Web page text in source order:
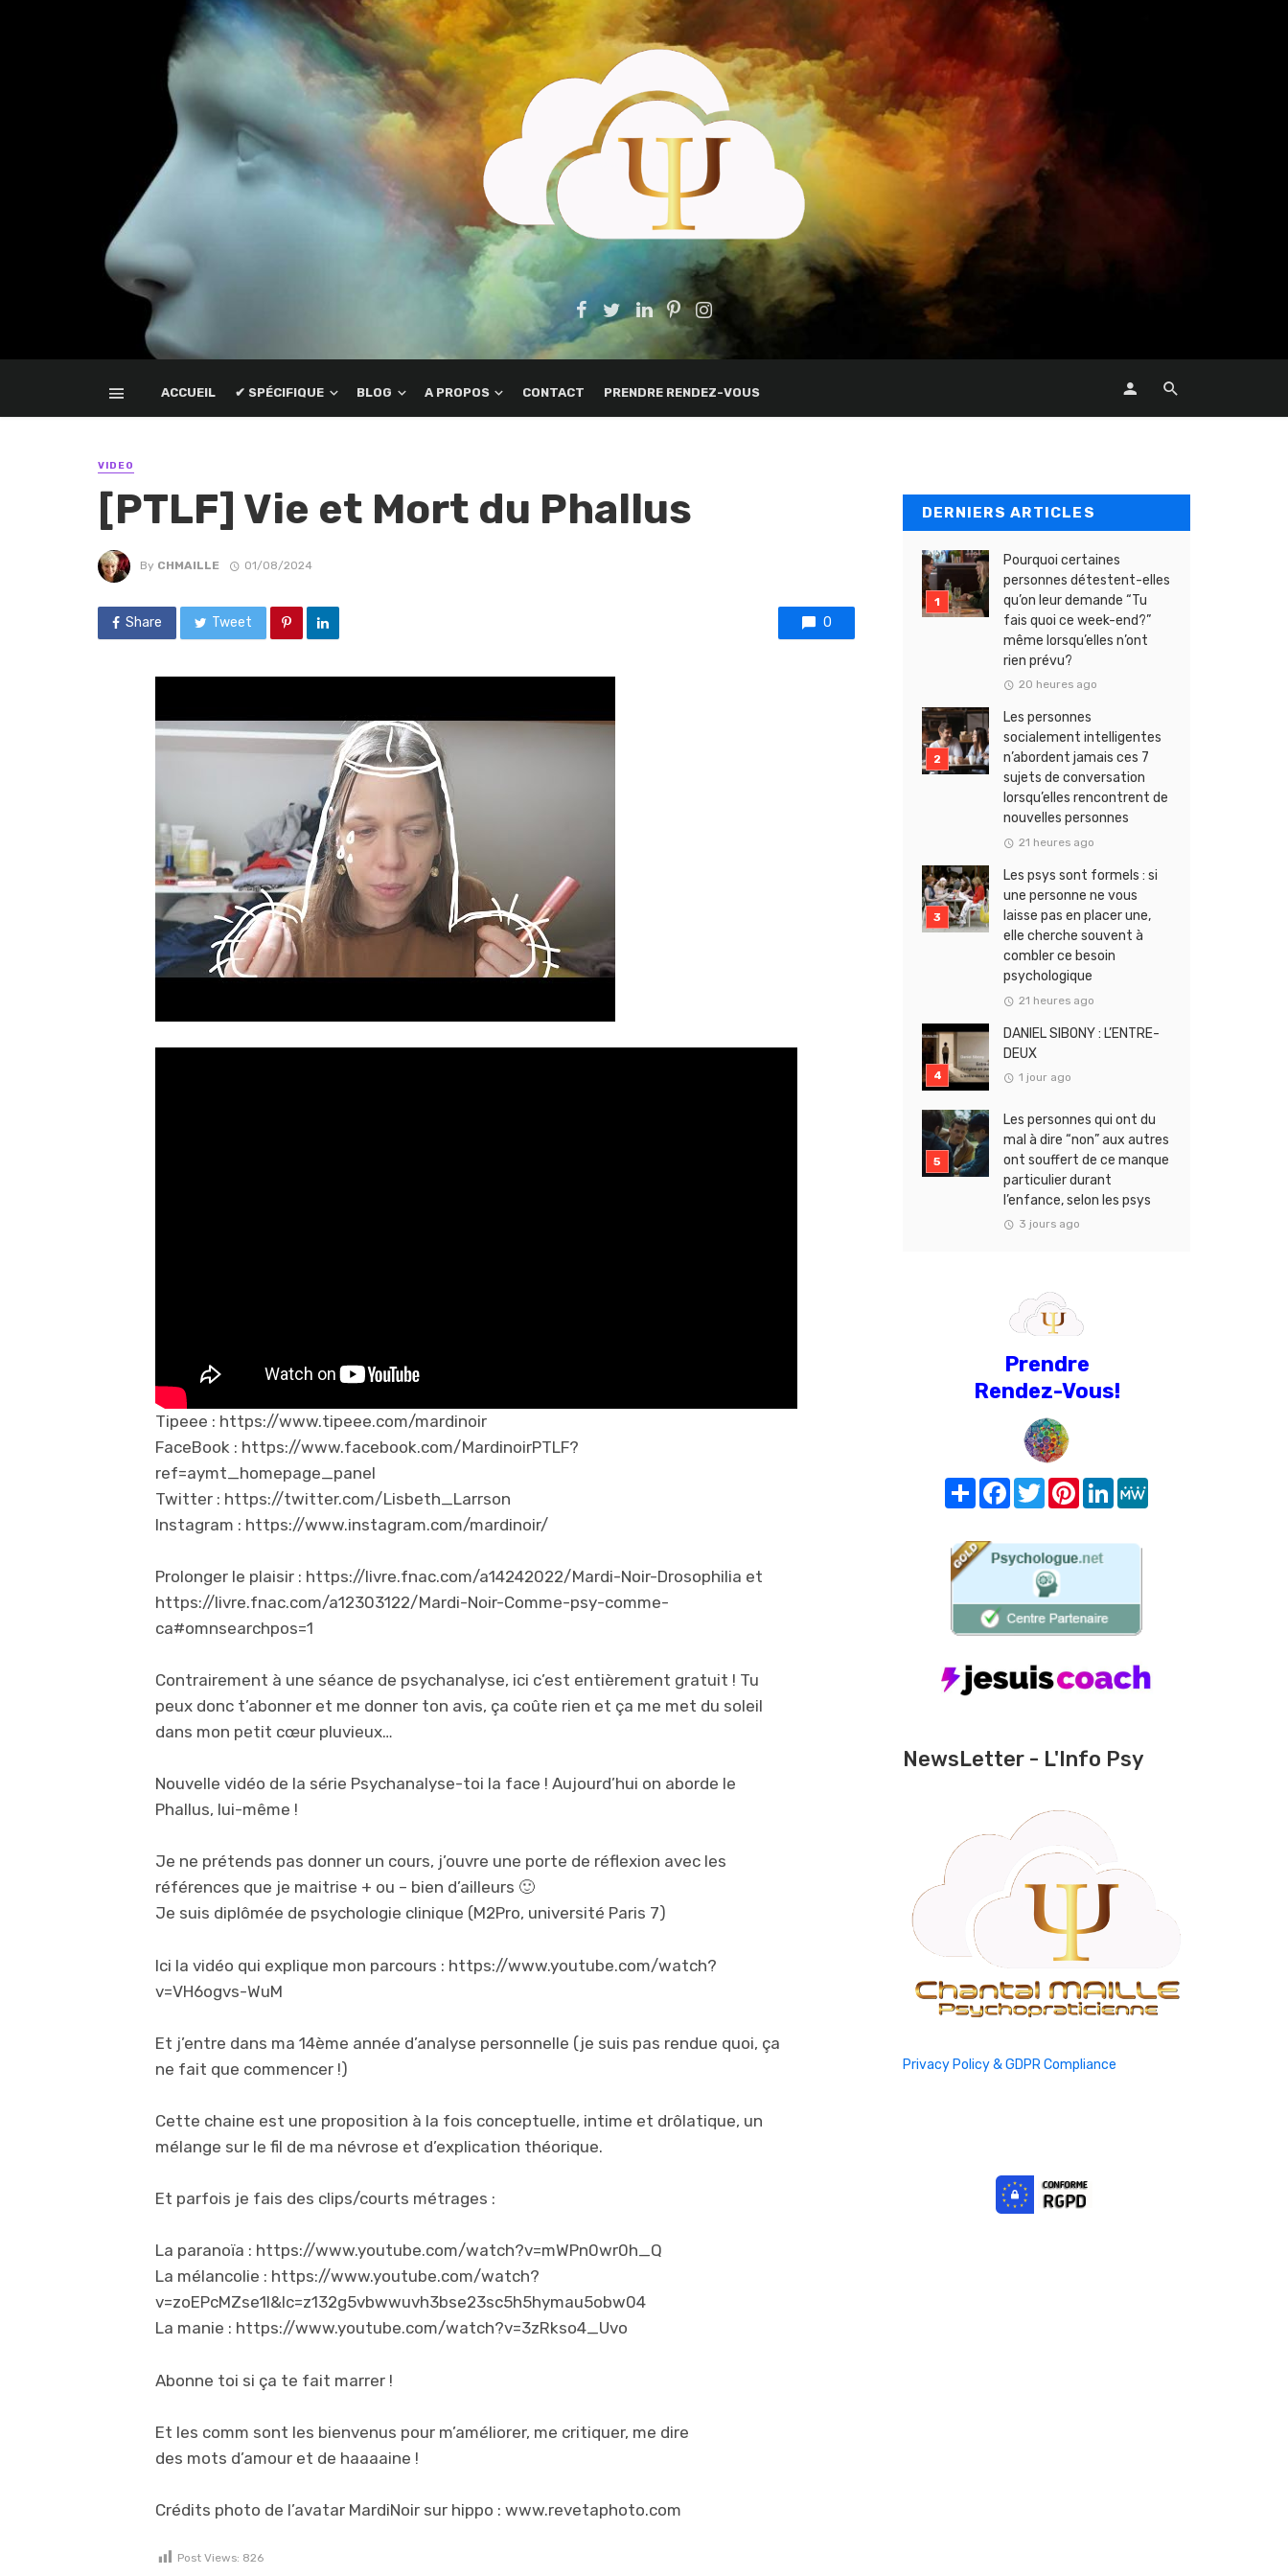
ACCUEIL ✔ SPÉCIFIQUE BLOG A PROPOS CONTACT PRENDRE RENDEZ-VOUS
VIDEO
[PTLF] Vie et Mort du Phallus
By CHMAILLE 01/08/2024
Share Tweet 0
Tipeee : https://www.tipeee.com/mardinoir
FaceBook : https://www.facebook.com/MardinoirPTLF?
ref=aymt_homepage_panel
Twitter : https://twitter.com/Lisbeth_Larrson
Instagram : https://www.instagram.com/mardinoir/
Prolonger le plaisir : https://livre.fnac.com/a14242022/Mardi-Noir-Drosophilia et
https://livre.fnac.com/a12303122/Mardi-Noir-Comme-psy-comme-
ca#omnsearchpos=1
Contrairement à une séance de psychanalyse, ici c’est entièrement gratuit ! Tu
peux donc t’abonner et me donner ton avis, ça coûte rien et ça me met du soleil
dans mon petit cœur pluvieux…
Nouvelle vidéo de la série Psychanalyse-toi la face ! Aujourd’hui on aborde le
Phallus, lui-même !
Je ne prétends pas donner un cours, j’ouvre une porte de réflexion avec les
références que je maitrise + ou – bien d’ailleurs 🙂
Je suis diplômée de psychologie clinique (M2Pro, université Paris 7)
Ici la vidéo qui explique mon parcours : https://www.youtube.com/watch?
v=VH6ogvs-WuM
Et j’entre dans ma 14ème année d’analyse personnelle (je suis pas rendue quoi, ça
ne fait que commencer !)
Cette chaine est une proposition à la fois conceptuelle, intime et drôlatique, un
mélange sur le fil de ma névrose et d’explication théorique.
Et parfois je fais des clips/courts métrages :
La paranoïa : https://www.youtube.com/watch?v=mWPn0wr0h_Q
La mélancolie : https://www.youtube.com/watch?
v=zoEPcMZse1I&lc=z132g5vbwwuvh3bse23sc5h5hymau5obw04
La manie : https://www.youtube.com/watch?v=3zRkso4_Uvo
Abonne toi si ça te fait marrer !
Et les comm sont les bienvenus pour m’améliorer, me critiquer, me dire
des mots d’amour et de haaaaine !
Crédits photo de l’avatar MardiNoir sur hippo : www.revetaphoto.com
Post Views: 826
DERNIERS ARTICLES
Pourquoi certaines
personnes détestent-elles
qu’on leur demande “Tu
fais quoi ce week-end?”
même lorsqu’elles n’ont
rien prévu?
20 heures ago
Les personnes
socialement intelligentes
n’abordent jamais ces 7
sujets de conversation
lorsqu’elles rencontrent de
nouvelles personnes
21 heures ago
Les psys sont formels : si
une personne ne vous
laisse pas en placer une,
elle cherche souvent à
combler ce besoin
psychologique
21 heures ago
DANIEL SIBONY : L’ENTRE-
DEUX
1 jour ago
Les personnes qui ont du
mal à dire “non” aux autres
ont souffert de ce manque
particulier durant
l’enfance, selon les psys
3 jours ago
Prendre
Rendez-Vous!
Share FacebookTwitterPinterest
LinkedIn
NewsLetter - L'Info Psy
Privacy Policy & GDPR Compliance